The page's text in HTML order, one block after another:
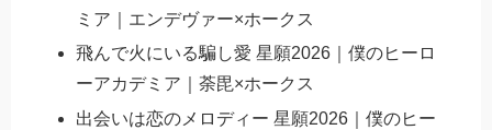
ミア｜エンデヴァー×ホークス
飛んで火にいる騙し愛 星願2026｜僕のヒーロ
ーアカデミア｜荼毘×ホークス
出会いは恋のメロディー 星願2026｜僕のヒー